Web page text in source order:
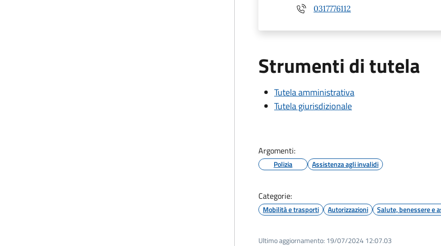
0317776112
Strumenti di tutela
Tutela amministrativa
Tutela giurisdizionale
Argomenti:
Polizia Assistenza agli invalidi
Categorie:
Mobilità e trasporti Autorizzazioni Salute, benessere e
Ultimo aggiornamento: 19/07/2024 12:07.03